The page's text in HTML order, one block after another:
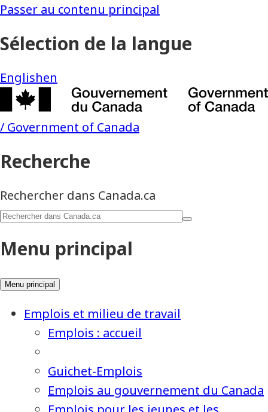
Passer
au
contenu
Passer
à
HTML
simplifiée